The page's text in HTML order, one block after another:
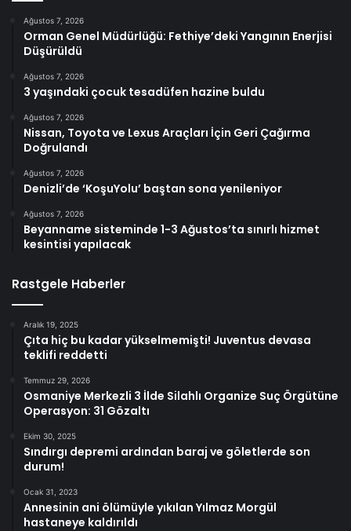
Ağustos 7, 2026
Orman Genel Müdürlüğü: Fethiye’deki Yangının Enerjisi
Düşürüldü
Ağustos 7, 2026
3 yaşındaki çocuk tesadüfen hazine buldu
Ağustos 7, 2026
Nissan, Toyota ve Lexus Araçları İçin Geri Çağırma
Doğrulandı
Ağustos 7, 2026
Denizli’de ‘KoşuYolu’ baştan sona yenileniyor
Ağustos 7, 2026
Beyanname sisteminde 1-3 Ağustos’ta sınırlı hizmet
kesintisi yapılacak
Rastgele Haberler
Aralık 19, 2025
Çıta hiç bu kadar yükselmemişti! Juventus devasa
teklifi reddetti
Temmuz 29, 2026
Osmaniye Merkezli 3 İlde Silahlı Organize Suç Örgütüne
Operasyon: 31 Gözaltı
Ekim 30, 2025
Sındırgı depremi ardından baraj ve göletlerde son
durum!
Ocak 31, 2023
Annesinin ani ölümüyle yıkılan Yılmaz Morgül
hastaneye kaldırıldı